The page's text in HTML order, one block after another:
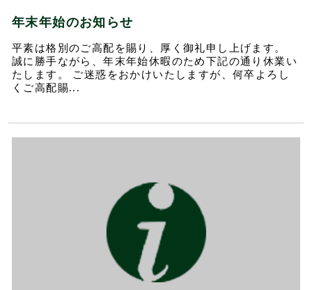
年末年始のお知らせ
平素は格別のご高配を賜り、厚く御礼申し上げます。
誠に勝手ながら、年末年始休暇のため下記の通り休業い
たします。 ご迷惑をおかけいたしますが、何卒よろし
くご高配賜...